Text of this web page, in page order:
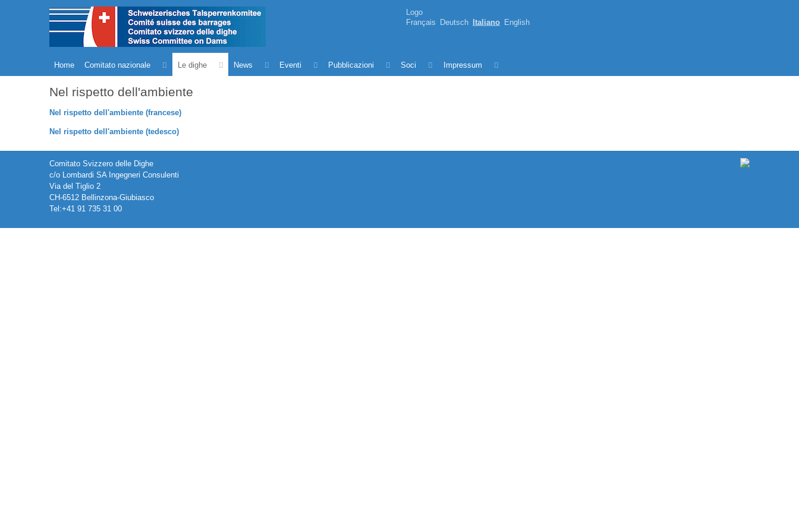
Logo
Français
Deutsch Italiano English
Home Comitato nazionale Le dighe News Eventi Pubblicazioni Soci Impressum
Nel rispetto dell'ambiente
Nel rispetto dell'ambiente (francese)
Nel rispetto dell'ambiente (tedesco)
Comitato Svizzero delle Dighe
c/o Lombardi SA Ingegneri Consulenti
Via del Tiglio 2
CH-6512 Bellinzona-Giubiasco
Tel:+41 91 735 31 00